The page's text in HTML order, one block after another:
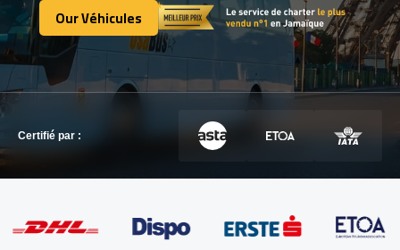
CONTACTEZ-NOUS
CONTACTEZ-NOUS
Our Véhicules
Our Véhicules
Certifié par :